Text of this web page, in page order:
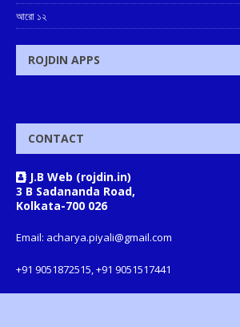
আরো ১২
ROJDIN APPS
CONTACT
J.B Web (rojdin.in)
3 B Sadananda Road,
Kolkata-700 026
Email: acharya.piyali@gmail.com
+91 9051872515, +91 9051517441